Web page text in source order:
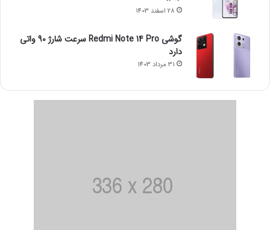
28 اسفند 1403
گوشی Redmi Note 14 Pro سرعت شارژ 90 واتی
دارد
31 مرداد 1403